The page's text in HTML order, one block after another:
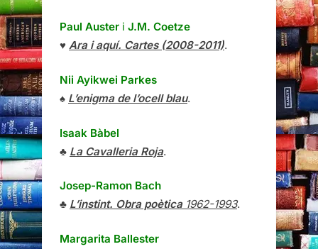
Paul Auster i J.M. Coetze
♥ Ara i aquí. Cartes (2008-2011).
Nii Ayikwei Parkes
♠ L’enigma de l’ocell blau.
Isaak Bàbel
♣ La Cavalleria Roja.
Josep-Ramon Bach
♣ L’instint. Obra poètica1962-1993.
Margarita Ballester